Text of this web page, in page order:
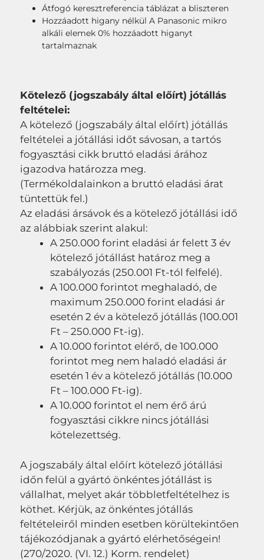
Átfogó keresztreferencia táblázat a bliszteren
Hozzáadott higany nélkül A Panasonic mikro
alkáli elemek 0% hozzáadott higanyt
tartalmaznak
Kötelező (jogszabály által előírt) jótállás
feltételei:
A kötelező (jogszabály által előírt) jótállás
feltételei a jótállási időt sávosan, a tartós
fogyasztási cikk bruttó eladási árához
igazodva határozza meg.
(Termékoldalainkon a bruttó eladási árat
tüntettük fel.)
Az eladási ársávok és a kötelező jótállási idő
az alábbiak szerint alakul:
A 250.000 forint eladási ár felett 3 év
kötelező jótállást határoz meg a
szabályozás (250.001 Ft-tól felfelé).
A 100.000 forintot meghaladó, de
maximum 250.000 forint eladási ár
esetén 2 év a kötelező jótállás (100.001
Ft – 250.000 Ft-ig).
A 10.000 forintot elérő, de 100.000
forintot meg nem haladó eladási ár
esetén 1 év a kötelező jótállás (10.000
Ft – 100.000 Ft-ig).
A 10.000 forintot el nem érő árú
fogyasztási cikkre nincs jótállási
kötelezettség.
A jogszabály által előírt kötelező jótállási
időn felül a gyártó önkéntes jótállást is
vállalhat, melyet akár többletfeltételhez is
köthet. Kérjük, az önkéntes jótállás
feltételeiről minden esetben körültekintően
tájékozódjanak a gyártó elérhetőségein!
(270/2020. (VI. 12.) Korm. rendelet)